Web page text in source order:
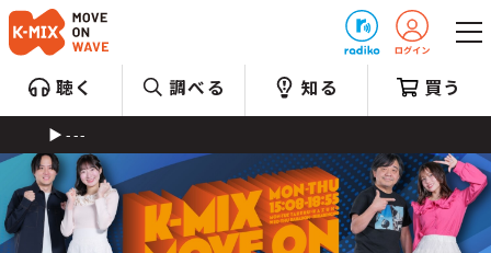
聴く 調べる 知る 買う
---